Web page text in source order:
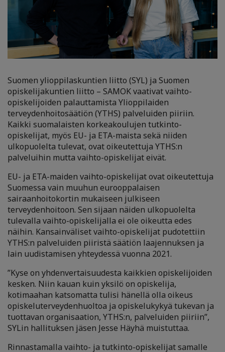
Suomen ylioppilaskuntien liitto (SYL) ja Suomen
opiskelijakuntien liitto – SAMOK vaativat vaihto-
opiskelijoiden palauttamista Ylioppilaiden
terveydenhoitosäätiön (YTHS) palveluiden piiriin.
Kaikki suomalaisten korkeakoulujen tutkinto-
opiskelijat, myös EU- ja ETA-maista sekä niiden
ulkopuolelta tulevat, ovat oikeutettuja YTHS:n
palveluihin mutta vaihto-opiskelijat eivät.
EU- ja ETA-maiden vaihto-opiskelijat ovat oikeutettuja
Suomessa vain muuhun eurooppalaisen
sairaanhoitokortin mukaiseen julkiseen
terveydenhoitoon. Sen sijaan näiden ulkopuolelta
tulevalla vaihto-opiskelijalla ei ole oikeutta edes
näihin. Kansainväliset vaihto-opiskelijat pudotettiin
YTHS:n palveluiden piiristä säätiön laajennuksen ja
lain uudistamisen yhteydessä vuonna 2021.
”Kyse on yhdenvertaisuudesta kaikkien opiskelijoiden
kesken. Niin kauan kuin yksilö on opiskelija,
kotimaahan katsomatta tulisi hänellä olla oikeus
opiskeluterveydenhuoltoa ja opiskelukykyä tukevan ja
tuottavan organisaation, YTHS:n, palveluiden piiriin”,
SYLin hallituksen jäsen Jesse Häyhä muistuttaa.
Rinnastamalla vaihto- ja tutkinto-opiskelijat samalle